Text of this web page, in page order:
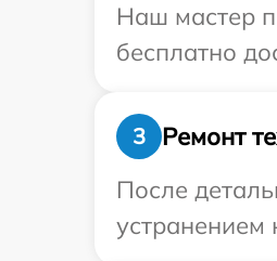
Наш мастер
бесплатно
3
Ремонт
После
устранением